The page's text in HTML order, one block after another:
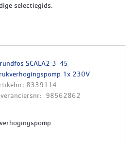
selectiegids.
SCALA2 3-45
1x 230V
8339114
98562862